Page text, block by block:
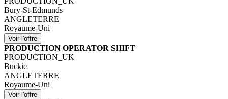
Bury-St-Edmunds
ANGLETERRE
Royaume-Uni
PRODUCTION OPERATOR SHIFT
PRODUCTION_UK
Buckie
ANGLETERRE
Royaume-Uni